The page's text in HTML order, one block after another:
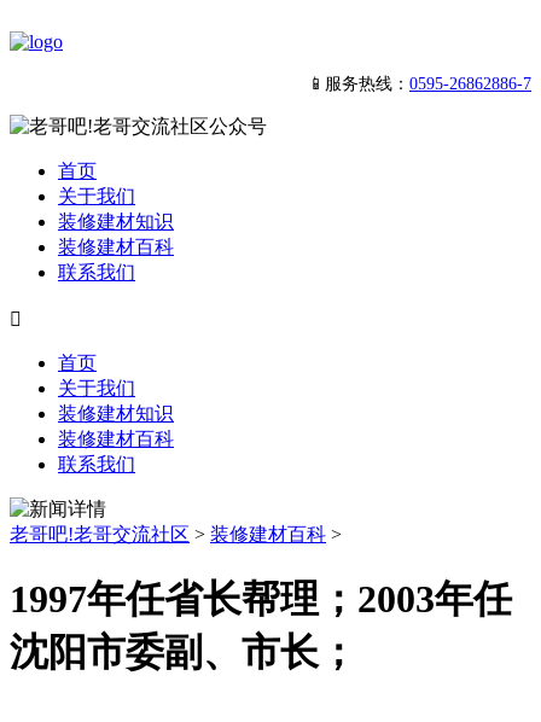
📱服务热线： 0595-26862886-7
首页
关于我们
装修建材知识
装修建材百科
联系我们

首页
关于我们
装修建材知识
装修建材百科
联系我们
老哥吧!老哥交流社区 > 装修建材百科 >
1997年任省长帮理；2003年任
沈阳市委副、市长；